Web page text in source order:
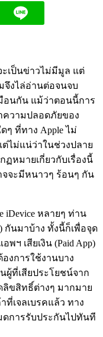
เป็นข่าวไม่มีมูล แต่
จึงไล่อ่านต่อจนจบ
อนกัน แม้ว่าตอนนี้การ
ความปลอดภัยของ
ๆ ที่ทาง Apple ไม่
ไม่แน่ว่าในช่วงปลาย
หมายเกี่ยวกับเรื่องนี้
จจะมีหนาวๆ ร้อนๆ กัน
iDevice หลายๆ ท่าน
กันมาบ้าง ทั้งนี้ก็เพื่อจุด
ฯ เสียเงิน (Paid App)
งการใช้งานบาง
ผู้ที่เสียประโยชน์จาก
ลิขสิทธิ์ต่างๆ มากมาย
ที่เจลเบรคแล้ว ทาง
การรับประกันไปทันที